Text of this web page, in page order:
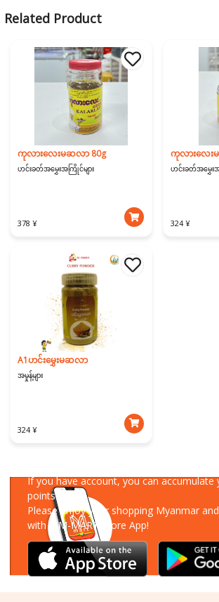
Related Product
ကုလားလေးမဆလာ 80g
ဟင်းခတ်အမွှေးအကြိုင်များ
378 ¥
ကုလားလေး
ဟင်းခတ်အမွှေးအ
324 ¥
A1ဟင်းမွှေးမဆလာ
အမှုန့်များ
324 ¥
If you have account, you can accumulate
points!
Please enjoy your shopping Myanmar
with MM-MART Store App!